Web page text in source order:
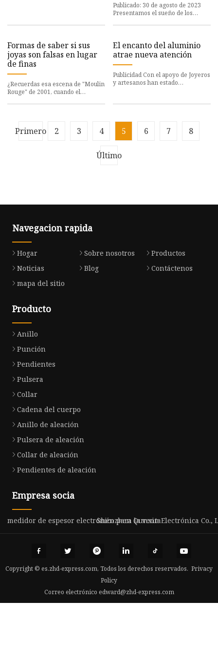
Publicado: 30 de agosto de 2023
Presentamos el sueño de los
Formas de saber si sus
joyas son falsas en lugar
de finas
¿Recuerdas esa escena de "Moulin
Rouge" de 2001, cuando el
El encanto del aluminio
atrae nueva atención
Publicidad Con el apoyo de Joyeros
y artesanos han estado
Primero 2 3 4 5 6 7 8
Último
Navegacion rapida
Hogar Sobre nosotros
Productos
Noticias
Blog
Contáctenos
mapa del sitio
Producto
Anillo
Punción
Pendientes
Pulsera
Collar
Cadena del cuerpo
Anillo de aleación
Pulsera de aleación
Collar de aleación
Pendientes de aleación
Empresa socia
medidor de espesor electrónico para la venta
Shénzhen Qunxin Electrónica Co.,
Copyright © es.zhd-express.com, Todos los derechos reservados. Privacy
Policy
Correo electrónico edward@zhd-express.com